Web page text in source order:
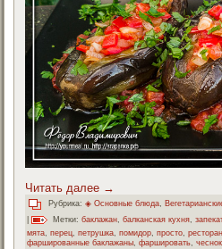
Читать далее →
Рубрика: ◈ Основные блюда
Метки: баклажан ,балканская кухня ,
мята ,перец ,петрушка ,помидор ,просто ,
фаршированные баклажаны,фаршировать,чеснок